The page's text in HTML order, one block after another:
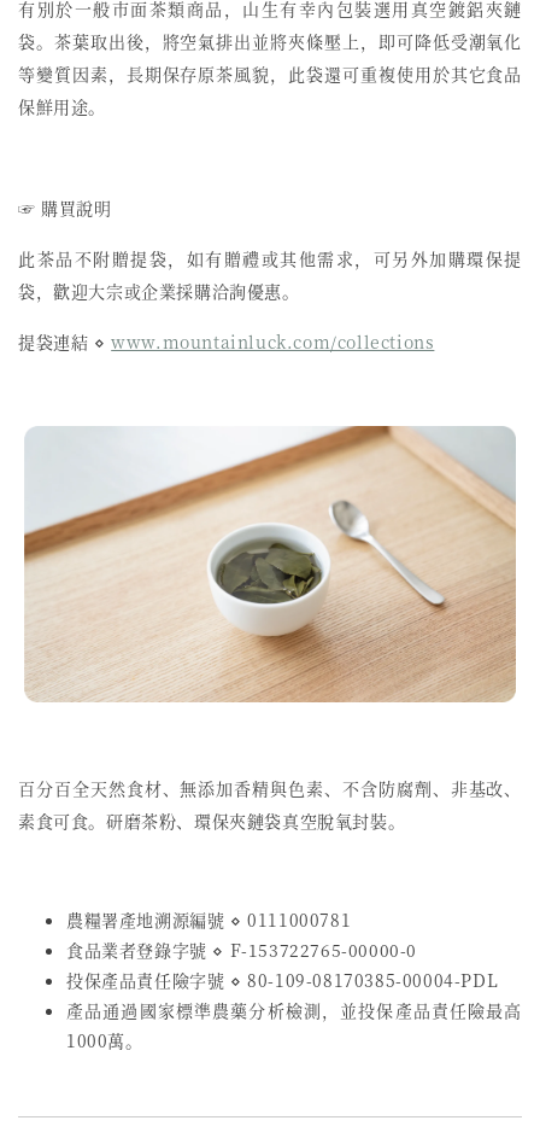
有別於一般市面茶類商品，山生有幸內包裝選用真空鍍鋁夾鏈
袋。茶葉取出後，將空氣排出並將夾條壓上，即可降低受潮氧化
等變質因素，長期保存原茶風貌，此袋還可重複使用於其它食品
保鮮用途。
☞ 購買說明
此茶品不附贈提袋，如有贈禮或其他需求，可另外加購環保提
袋，歡迎大宗或企業採購洽詢優惠。
提袋連結 ⋄www.mountainluck.com/collections
百分百全天然食材、無添加香精與色素、不含防腐劑、非基改、
素食可食。研磨茶粉、環保夾鏈袋真空脫氧封裝。
農糧署產地溯源編號 ⋄ 0111000781
食品業者登錄字號 ⋄ F-153722765-00000-0
投保產品責任險字號 ⋄80-109-08170385-00004-PDL
產品通過國家標準農藥分析檢測，並投保產品責任險最高
1000萬。